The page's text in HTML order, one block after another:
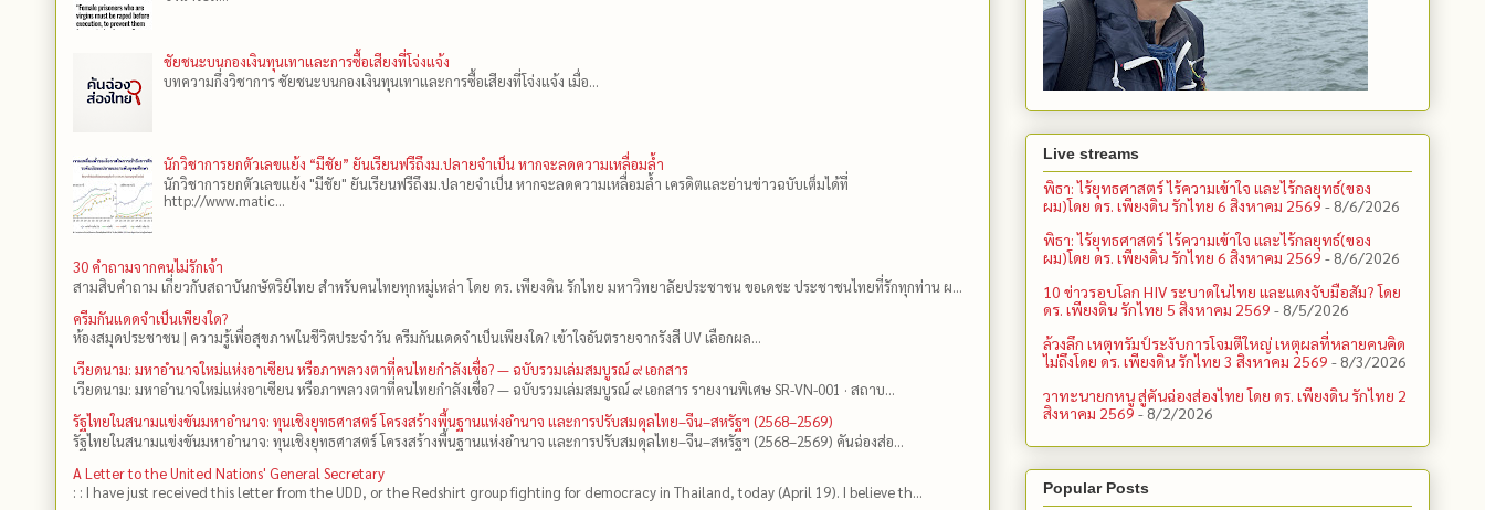
ชัยชนะบนกองเงินทุนเทาและการซื้อเสียงที่โจ่งแจ้ง
บทความกึ่งวิชาการ ชัยชนะบนกองเงินทุนเทาและการซื้อเสียงที่โจ่งแจ้ง เมื่อ...
นักวิชาการยกตัวเลขแย้ง “มีชัย” ยันเรียนฟรีถึงม.ปลายจำเป็น หากจะลดความเหลื่อมล้ำ
นักวิชาการยกตัวเลขแย้ง "มีชัย" ยันเรียนฟรีถึงม.ปลายจำเป็น หากจะลดความเหลื่อมล้ำ เครดิตและอ่านข่าวฉบับเต็มได้ที่
http://www.matic...
30 คำถามจากคนไม่รักเจ้า
สามสิบคำถาม เกี่ยวกับสถาบันกษัตริย์ไทย สำหรับคนไทยทุกหมู่เหล่า โดย ดร.​ เพียงดิน รักไทย มหาวิทยาลัยประชาชน ขอเดชะ ประชาชนไทยที่รักทุกท่าน ผ...
ครีมกันแดดจำเป็นเพียงใด?
ห้องสมุดประชาชน | ความรู้เพื่อสุขภาพในชีวิตประจำวัน ครีมกันแดดจำเป็นเพียงใด? เข้าใจอันตรายจากรังสี UV เลือกผล...
เวียดนาม: มหาอำนาจใหม่แห่งอาเซียน หรือภาพลวงตาที่คนไทยกำลังเชื่อ? — ฉบับรวมเล่มสมบูรณ์ ๙ เอกสาร
เวียดนาม: มหาอำนาจใหม่แห่งอาเซียน หรือภาพลวงตาที่คนไทยกำลังเชื่อ? — ฉบับรวมเล่มสมบูรณ์ ๙ เอกสาร รายงานพิเศษ SR-VN-001 · สถาบ...
รัฐไทยในสนามแข่งขันมหาอำนาจ: ทุนเชิงยุทธศาสตร์ โครงสร้างพื้นฐานแห่งอำนาจ และการปรับสมดุลไทย–จีน–สหรัฐฯ (2568–2569)
รัฐไทยในสนามแข่งขันมหาอำนาจ: ทุนเชิงยุทธศาสตร์ โครงสร้างพื้นฐานแห่งอำนาจ และการปรับสมดุลไทย–จีน–สหรัฐฯ (2568–2569) คันฉ่องส่อ...
A Letter to the United Nations' General Secretary
: : I have just received this letter from the UDD, or the Redshirt group fighting for democracy in Thailand, today (April 19). I believe th...
Live streams
พิธา: ไร้ยุทธศาสตร์ ไร้ความเข้าใจ และไร้กลยุทธ์(ของ
ผม)โดย ดร. เพียงดิน รักไทย 6 สิงหาคม 2569 - 8/6/2026
พิธา: ไร้ยุทธศาสตร์ ไร้ความเข้าใจ และไร้กลยุทธ์(ของ
ผม)โดย ดร. เพียงดิน รักไทย 6 สิงหาคม 2569 - 8/6/2026
10 ข่าวรอบโลก HIV ระบาดในไทย และแดงจับมือสัม? โดย
ดร. เพียงดิน รักไทย 5 สิงหาคม 2569 - 8/5/2026
ล้วงลึก เหตุทรัมป์ระงับการโจมตีใหญ่ เหตุผลที่หลายคนคิด
ไม่ถึงโดย ดร. เพียงดิน รักไทย 3 สิงหาคม 2569 - 8/3/2026
วาทะนายกหนู สู่คันฉ่องส่องไทย โดย ดร. เพียงดิน รักไทย 2
สิงหาคม 2569 - 8/2/2026
Popular Posts